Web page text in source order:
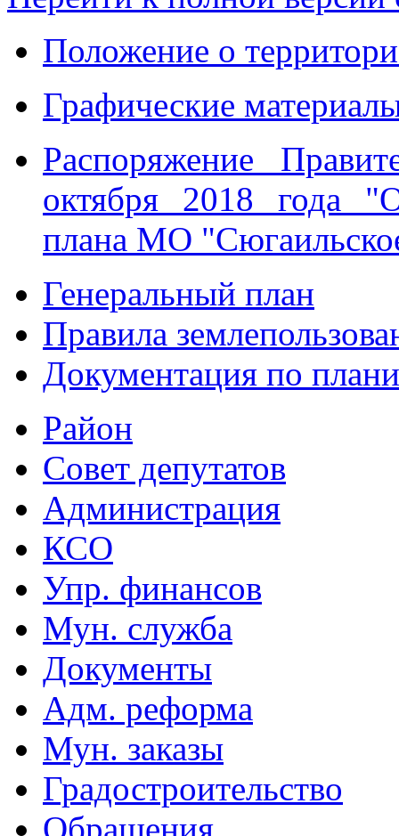
Положение о
Графические
Распоряжение
октября 2018 года
плана МО
Генеральный план
Правила
Документация по
Район
Совет депутатов
Администрация
КСО
Упр. финансов
Мун. служба
Документы
Адм. реформа
Мун. заказы
Градостроительство
Обращения